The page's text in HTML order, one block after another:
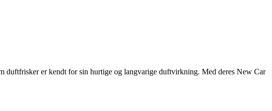
duftfrisker er kendt for sin hurtige og langvarige duftvirkning. Med deres New Car